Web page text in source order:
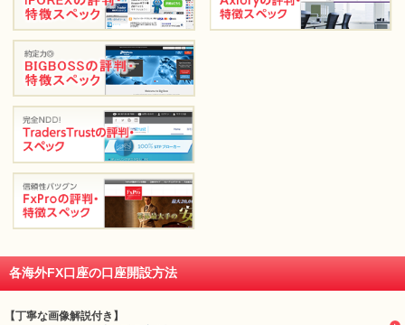
各海外FX口座の口座開設方法
【丁寧な画像解説付き】